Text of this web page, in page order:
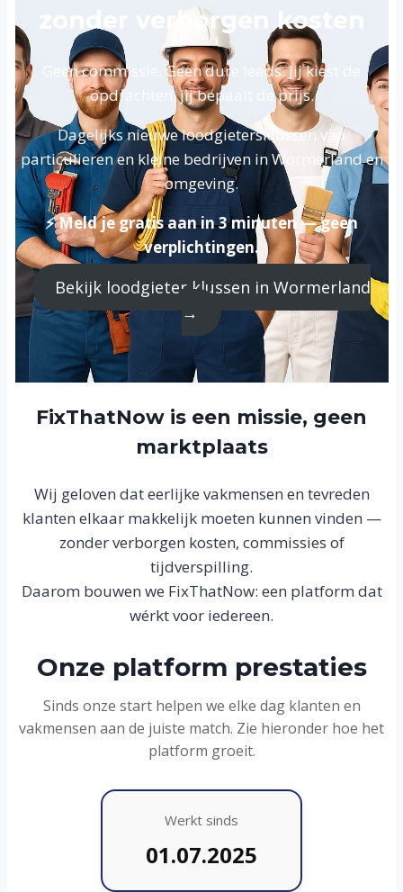
zonder verborgen kosten
Geen commissie. Geen dure leads. Jij kiest de
opdrachten, jij bepaalt de prijs.
Dagelijks nieuwe loodgietersklussen van
particulieren en kleine bedrijven in Wormerland en
omgeving.
⚡ Meld je gratis aan in 3 minuten — geen
verplichtingen.
Bekijk loodgieter klussen in Wormerland
→
FixThatNow is een missie, geen
marktplaats
Wij geloven dat eerlijke vakmensen en tevreden
klanten elkaar makkelijk moeten kunnen vinden —
zonder verborgen kosten, commissies of
tijdverspilling.
Daarom bouwen we FixThatNow: een platform dat
wérkt voor iedereen.
Onze platform prestaties
Sinds onze start helpen we elke dag klanten en
vakmensen aan de juiste match. Zie hieronder hoe het
platform groeit.
Werkt sinds
01.07.2025